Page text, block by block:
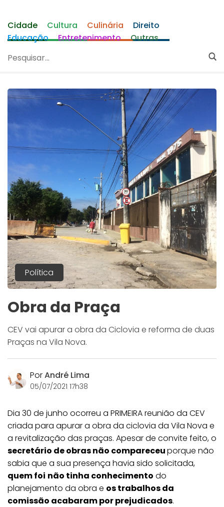
Cidade Cultura Culinária
Direito
Educação
Entretenimento Outras
Política
Obra da Praça
CEV vai apurar a obra da Ciclovia e reforma de duas
Praças na Vila Nova.
PorAndré Lima
05/07/2021 17h38
Dia 30 de junho ocorreu a PRIMEIRA reunião da CEV
criada para apurar a obra da ciclovia da Vila Nova e
a revitalização das praças. Apesar de convite feito, o
secretário de obras não compareceuporque não
sabia que a sua presença havia sido solicitada,
quem foi não tinha conhecimento do
planejamento da obra e os trabalhos da
comissão acabaram por prejudicados.